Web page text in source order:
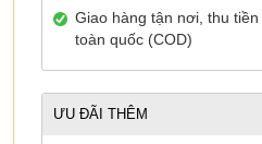
Giao hàng tận nơi, thu tiền
toàn quốc (COD)
ƯU ĐÃI THÊM